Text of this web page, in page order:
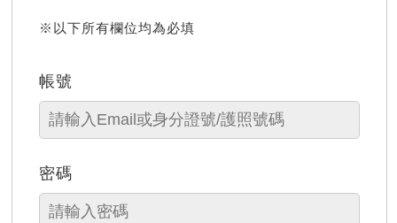
※以下所有欄位均為必填
帳號
密碼